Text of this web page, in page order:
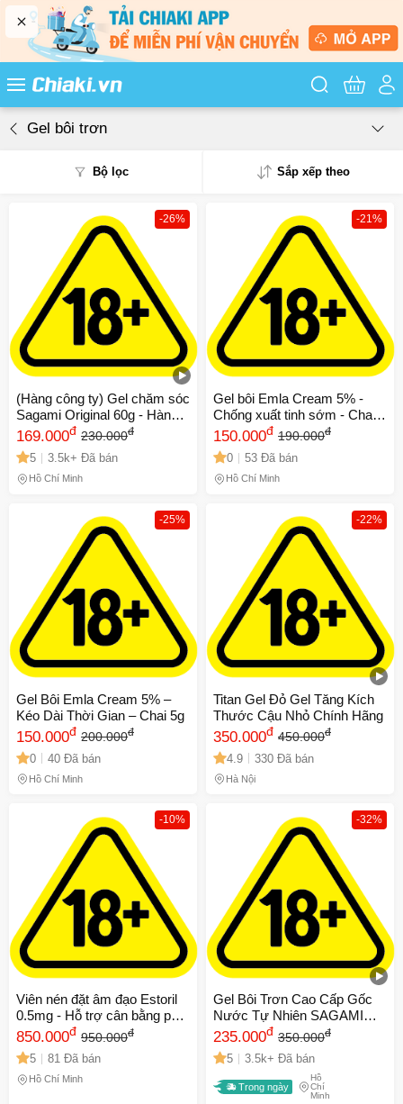
Tìm kiếm
Gel bôi trơn
Bộ lọc Sắp xếp theo
Mua nhiều
Mới nhất
Giá từ thấp - cao
Giá từ cao - thấp
-26%
(Hàng công ty) Gel chăm sóc
Sagami Original 60g - Hàng
nhập khẩu Nhật Bản
169.000đ 230.000đ
5 3.5k+ Đã bán
Hồ Chí Minh
-21%
Gel bôi Emla Cream 5% -
Chống xuất tinh sớm - Chai
5gr
150.000đ 190.000đ
0 53 Đã bán
Hồ Chí Minh
-25%
Gel Bôi Emla Cream 5% –
Kéo Dài Thời Gian – Chai 5g
150.000đ 200.000đ
0 40 Đã bán
Hồ Chí Minh
-22%
Titan Gel Đỏ Gel Tăng Kích
Thước Cậu Nhỏ Chính Hãng
350.000đ 450.000đ
4.9 330 Đã bán
Hà Nội
-10%
Viên nén đặt âm đạo Estoril
0.5mg - Hỗ trợ cân bằng pH
và se khít vùng kín, 100 viên
Nhật Bản
850.000đ 950.000đ
5 81 Đã bán
Hồ Chí Minh
-32%
Gel Bôi Trơn Cao Cấp Gốc
Nước Tự Nhiên SAGAMI
ORIGINAL - Tuýp 60g
235.000đ 350.000đ
5 3.5k+ Đã bán
Trong ngày
Hồ
Chí
Minh